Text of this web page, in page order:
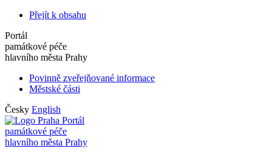
Přejít k obsahu
Portál
památkové péče
hlavního města Prahy
Povinně zveřejňované informace
Městské části
Česky English
Portál
památkové péče
hlavního města Prahy